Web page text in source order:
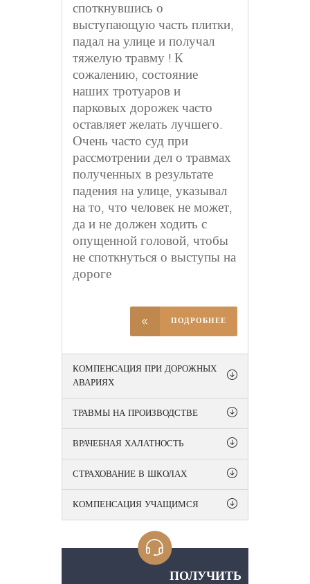
споткнувшись о
выступающую часть плитки,
падал на улице и получал
тяжелую травму ! К
сожалению, состояние
наших тротуаров и
парковых дорожек часто
оставляет желать лучшего.
Очень часто суд при
рассмотрении дел о травмах
полученных в результате
падения на улице, указывал
на то, что человек не может,
да и не должен ходить с
опущенной головой, чтобы
не споткнуться о выступы на
дороге
ПОДРОБНЕЕ
КОМПЕНСАЦИЯ ПРИ ДОРОЖНЫХ
АВАРИЯХ
ТРАВМЫ НА ПРОИЗВОДСТВЕ
ВРАЧЕБНАЯ ХАЛАТНОСТЬ
СТРАХОВАНИЕ В ШКОЛАХ
КОМПЕНСАЦИЯ УЧАЩИМСЯ
ПОЛУЧИТЬ